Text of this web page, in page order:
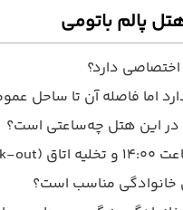
پالم باتومی
آن تا ساحل عمومی و زیبای نیو